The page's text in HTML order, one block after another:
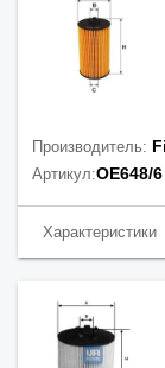
Производитель:
Артикул:OE648/6
Характеристики